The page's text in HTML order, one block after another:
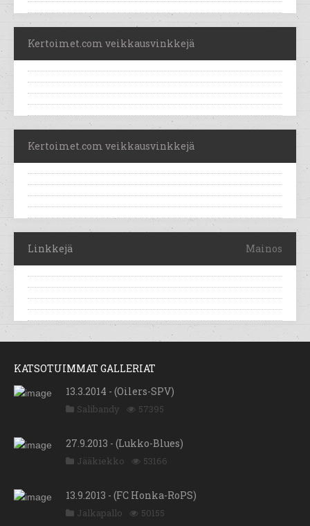
Kertoimet.com veikkausvinkkejä
Kertoimet.com veikkausvinkkejä
Linkkejä Mainos
KATSOTUIMMAT GALLERIAT
13.3.2014 - (Oilers-SPV)
Salibandy 57395
27.9.2013 - (Lukko-Blues)
Jääkiekko 53166
13.9.2013 - (FC Honka-RoPS)
Jalkapallo 50155